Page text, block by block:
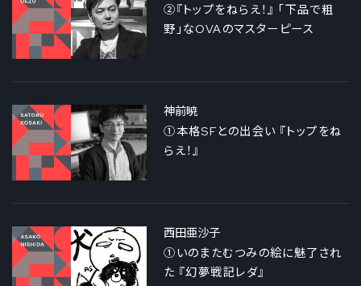
②『トップをねらえ！』 「下品で粗
野」なOVAのマスターピース
神前暁
①本格SFとの出会い 『トップをね
らえ！』
西田亜沙子
①いのまたむつみの絵に魅了され
た 『幻夢戦記レダ』